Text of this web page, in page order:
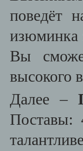
поведёт
изюминка
Вы
высокого
Далее –
Поставы: